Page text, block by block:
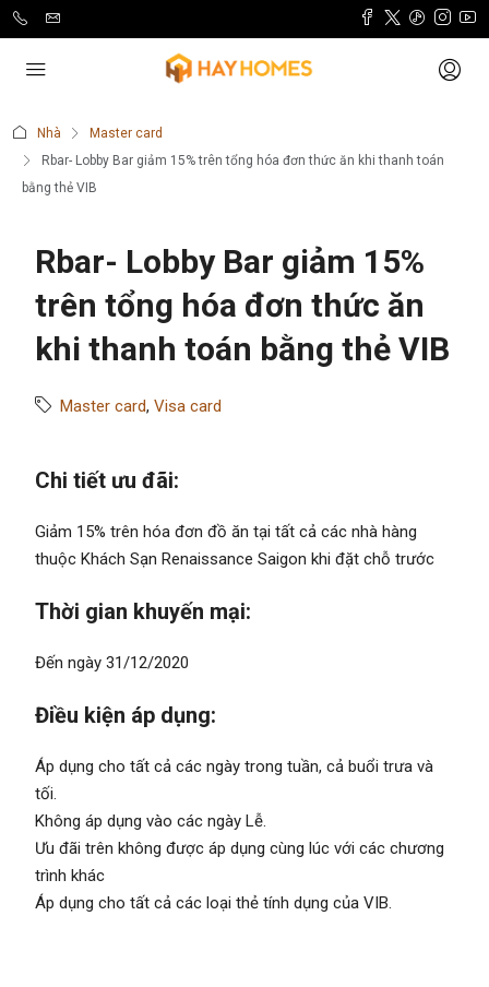
Nhà
Master card
Rbar- Lobby Bar giảm 15% trên tổng hóa đơn thức ăn khi thanh toán
bằng thẻ VIB
Rbar- Lobby Bar giảm 15%
trên tổng hóa đơn thức ăn
khi thanh toán bằng thẻ VIB
Master card, Visa card
Chi tiết ưu đãi:
Giảm 15% trên hóa đơn đồ ăn tại tất cả các nhà hàng
thuộc Khách Sạn Renaissance Saigon khi đặt chỗ trước
Thời gian khuyến mại:
Đến ngày 31/12/2020
Điều kiện áp dụng:
Áp dụng cho tất cả các ngày trong tuần, cả buổi trưa và
tối.
Không áp dụng vào các ngày Lễ.
Ưu đãi trên không được áp dụng cùng lúc với các chương
trình khác
Áp dụng cho tất cả các loại thẻ tính dụng của VIB.